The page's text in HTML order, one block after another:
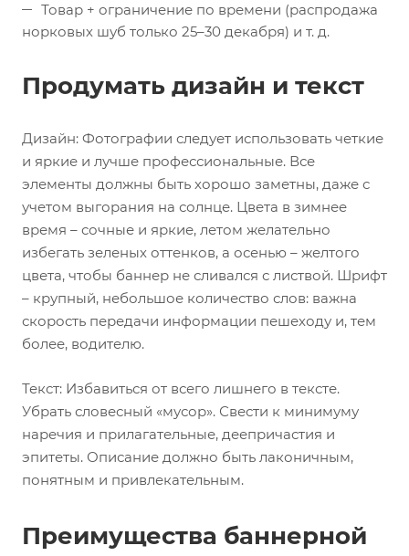
Товар + ограничение по времени (распродажа
норковых шуб только 25–30 декабря) и т. д.
Продумать дизайн и текст
Дизайн: Фотографии следует использовать четкие
и яркие и лучше профессиональные. Все
элементы должны быть хорошо заметны, даже с
учетом выгорания на солнце. Цвета в зимнее
время – сочные и яркие, летом желательно
избегать зеленых оттенков, а осенью – желтого
цвета, чтобы баннер не сливался с листвой. Шрифт
– крупный, небольшое количество слов: важна
скорость передачи информации пешеходу и, тем
более, водителю.
Текст: Избавиться от всего лишнего в тексте.
Убрать словесный «мусор». Свести к минимуму
наречия и прилагательные, деепричастия и
эпитеты. Описание должно быть лаконичным,
понятным и привлекательным.
Преимущества баннерной